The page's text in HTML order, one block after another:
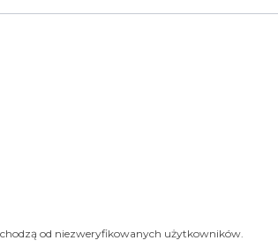
od niezweryfikowanych użytkowników.